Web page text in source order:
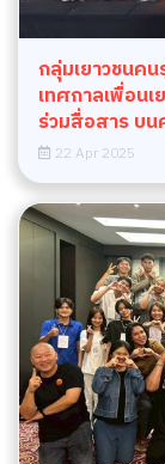
กลุ่มเยาวชนค
เทศกาลเพื่อน
ร่วมสื่อสาร บ
22 Apr 2025